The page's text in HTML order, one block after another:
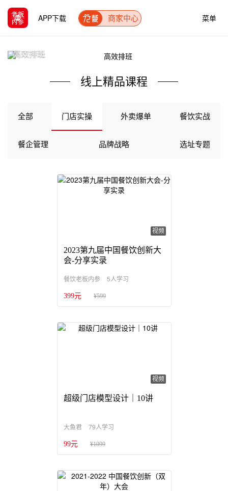
菜单
APP下载 商家中心
高效排班
线上精品课程
全部 门店实操 外卖爆单 餐饮实战
餐企管理 品牌战略 选址专题
视频
2023第九届中国餐饮创新大
会-分享实录
餐饮老板内参 5人学习
399元 ¥599
视频
超级门店模型设计｜10讲
大鱼君 79人学习
99元 ¥1099